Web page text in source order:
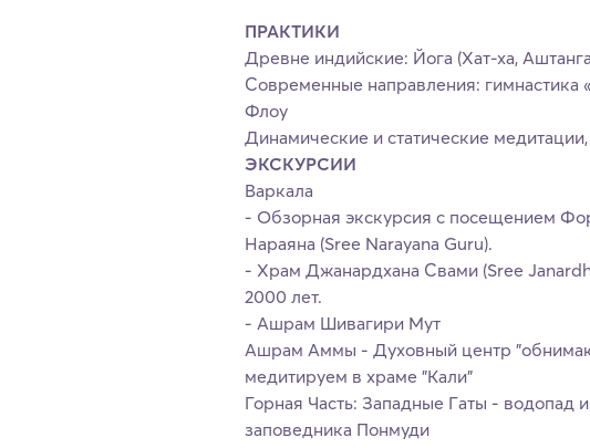
ПРАКТИКИ
Древне индийские: Йога (Хат-ха,
Современные направления: гимнастика
Флоу
Динамические и статические
ЭКСКУРСИИ
Варкала
- Обзорная экскурсия с посещением
Нараяна (Sree Narayana Guru).
- Храм Джанардхана Свами (Sree
2000 лет.
- Ашрам Шивагири Мут
Ашрам Аммы - Духовный центр
медитируем в храме "Кали"
Горная Часть: Западные Гаты - водопад
заповедника Понмуди